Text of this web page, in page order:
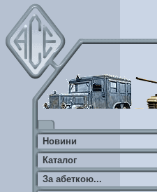
Новини
Каталог
За абеткою...